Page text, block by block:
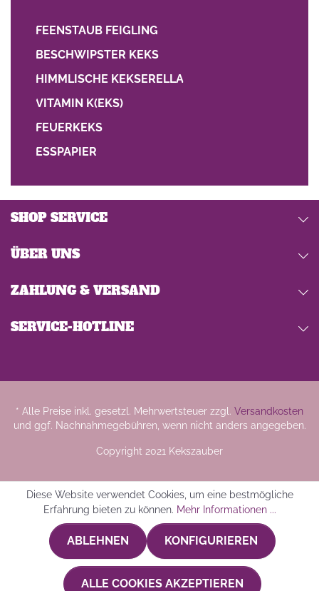
FEENSTAUB FEIGLING
BESCHWIPSTER KEKS
HIMMLISCHE KEKSERELLA
VITAMIN K(EKS)
FEUERKEKS
ESSPAPIER
SERVICE-HOTLINE
SHOP SERVICE
ÜBER UNS
ZAHLUNG & VERSAND
* Alle Preise inkl. gesetzl. Mehrwertsteuer zzgl. Versandkosten
und ggf. Nachnahmegebühren, wenn nicht anders angegeben.
Copyright 2021 Kekszauber
Diese Website verwendet Cookies, um eine bestmögliche
Erfahrung bieten zu können. Mehr Informationen ...
ABLEHNEN KONFIGURIEREN
ALLE COOKIES AKZEPTIEREN